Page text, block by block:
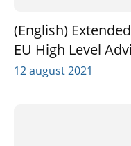
(English)
EU High Level
12 august 2021